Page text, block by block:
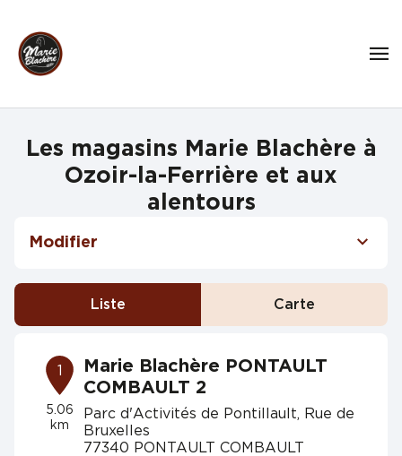
Les magasins Marie Blachère à
Ozoir-la-Ferrière et aux
alentours
Modifier
Liste Carte
1
5.06
km
Marie Blachère PONTAULT
COMBAULT 2
Parc d'Activités de Pontillault, Rue de
Bruxelles
77340 PONTAULT COMBAULT